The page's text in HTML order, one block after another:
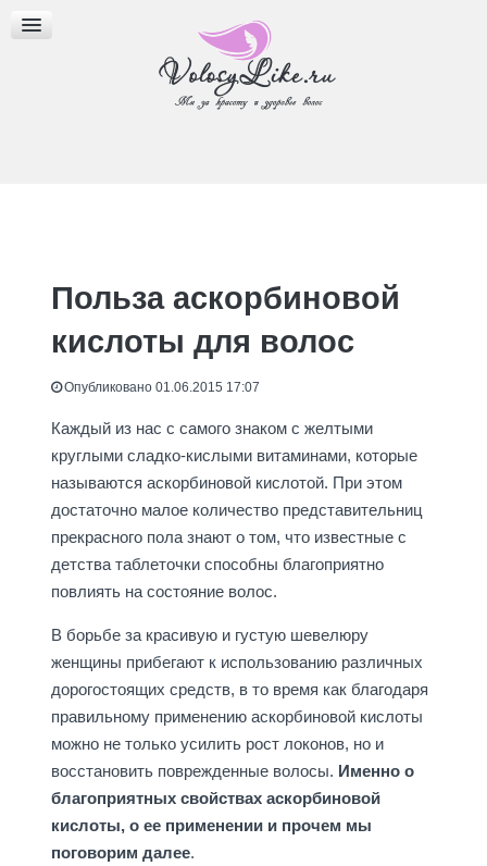
МАСКИ ДЛЯ ВОЛОС
МАСЛА ДЛЯ ВОЛОС
Польза аскорбиновой
кислоты для волос
Опубликовано 01.06.2015 17:07
Каждый из нас с самого знаком с желтыми
круглыми сладко-кислыми витаминами, которые
называются аскорбиновой кислотой. При этом
достаточно малое количество представительниц
прекрасного пола знают о том, что известные с
детства таблеточки способны благоприятно
повлиять на состояние волос.
В борьбе за красивую и густую шевелюру
женщины прибегают к использованию различных
дорогостоящих средств, в то время как благодаря
правильному применению аскорбиновой кислоты
можно не только усилить рост локонов, но и
восстановить поврежденные волосы. Именно о
благоприятных свойствах аскорбиновой
кислоты, о ее применении и прочем мы
поговорим далее.